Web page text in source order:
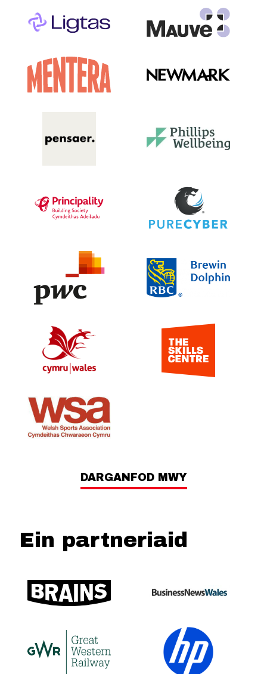
DARGANFOD MWY
Ein partneriaid